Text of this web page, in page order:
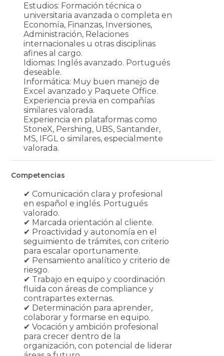
Estudios: Formación técnica o
universitaria avanzada o completa en
Economía, Finanzas, Inversiones,
Administración, Relaciones
internacionales u otras disciplinas
afines al cargo.
Idiomas: Inglés avanzado. Portugués
deseable.
Informática: Muy buen manejo de
Excel avanzado y Paquete Office.
Experiencia previa en compañías
similares valorada.
Experiencia en plataformas como
StoneX, Pershing, UBS, Santander,
MS, IFGL o similares, especialmente
valorada.
Competencias
✔ Comunicación clara y profesional
en español e inglés. Portugués
valorado.
✔ Marcada orientación al cliente.
✔ Proactividad y autonomía en el
seguimiento de trámites, con criterio
para escalar oportunamente.
✔ Pensamiento analítico y criterio de
riesgo.
✔ Trabajo en equipo y coordinación
fluida con áreas de compliance y
contrapartes externas.
✔ Determinación para aprender,
colaborar y formarse en equipo.
✔ Vocación y ambición profesional
para crecer dentro de la
organización, con potencial de liderar